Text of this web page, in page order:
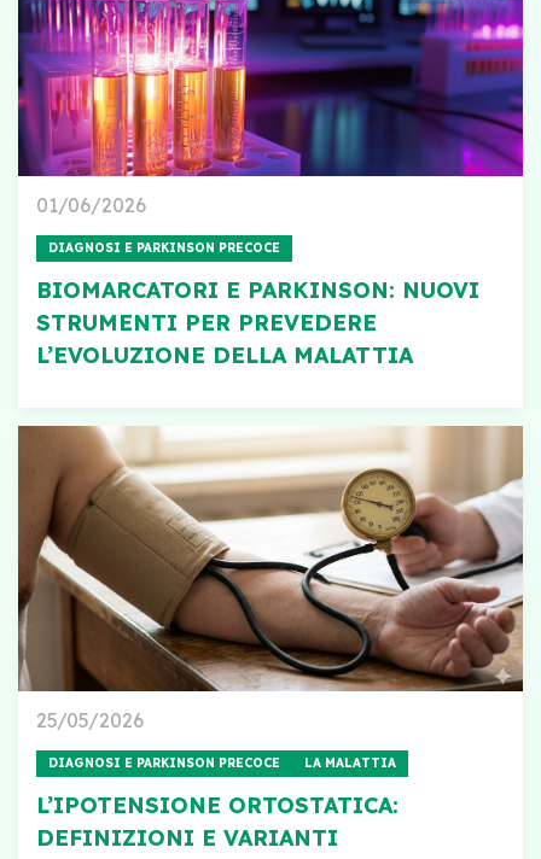
01/06/2026
DIAGNOSI E PARKINSON PRECOCE
BIOMARCATORI E PARKINSON: NUOVI
STRUMENTI PER PREVEDERE
L’EVOLUZIONE DELLA MALATTIA
25/05/2026
DIAGNOSI E PARKINSON PRECOCE LA MALATTIA
L’IPOTENSIONE ORTOSTATICA:
DEFINIZIONI E VARIANTI